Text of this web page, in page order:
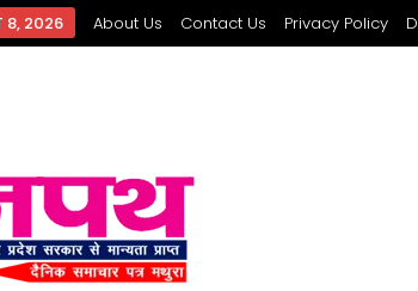
8, 2026 About Us Contact Us Privacy Policy